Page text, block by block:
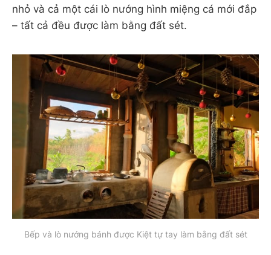
nhỏ và cả một cái lò nướng hình miệng cá mới đắp
– tất cả đều được làm bằng đất sét.
Bếp và lò nướng bánh được Kiệt tự tay làm bằng đất sét